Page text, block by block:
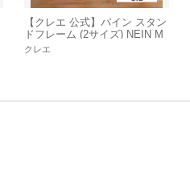
【クレエ 公式】パイン スタン
ドフレーム (2サイズ) NEIN M
ARKE / ナインマーケ
クレエ